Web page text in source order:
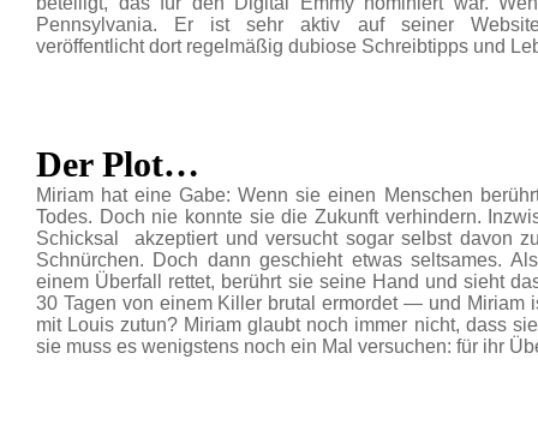
Pennsylvania. Er ist sehr aktiv auf seiner Website
veröffentlicht dort regelmäßig dubiose Schreibtipps und
Der Plot…
Miriam hat eine Gabe: Wenn sie einen Menschen
Todes. Doch nie konnte sie die Zukunft verhindern.
Schicksal akzeptiert und versucht sogar selbst davon
Schnürchen. Doch dann geschieht etwas seltsames.
einem Überfall rettet, berührt sie seine Hand und sieht
30 Tagen von einem Killer brutal ermordet — und Miriam
mit Louis zutun? Miriam glaubt noch immer nicht, dass
sie muss es wenigstens noch ein Mal versuchen: für ihr